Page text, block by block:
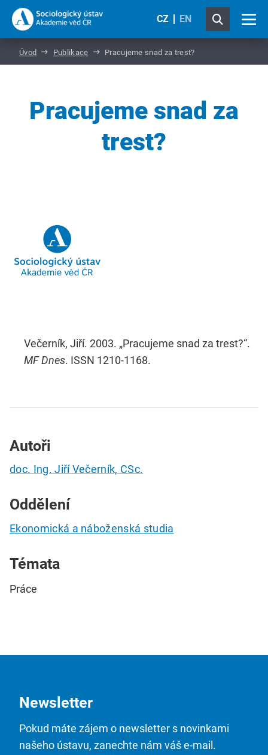
CZ EN
Úvod Publikace Pracujeme snad za trest?
Pracujeme snad za
trest?
Večerník, Jiří. 2003. „Pracujeme snad za trest?“.
MF Dnes. ISSN 1210-1168.
Autoři
doc. Ing. Jiří Večerník, CSc.
Oddělení
Ekonomická a náboženská studia
Témata
Práce
Newsletter
Pokud máte zájem o newsletter s novinkami
našeho ústavu, zanechte nám váš e-mail.